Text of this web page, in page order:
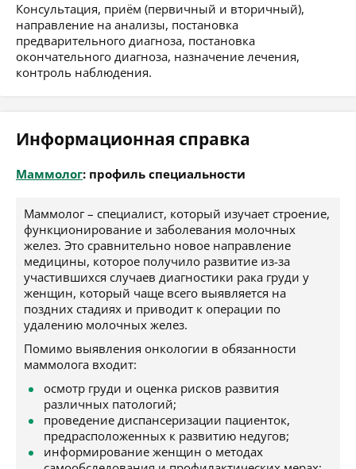
Консультация, приём (первичный и вторичный),
направление на анализы, постановка
предварительного диагноза, постановка
окончательного диагноза, назначение лечения,
контроль наблюдения.
Информационная справка
Маммолог: профиль специальности
Маммолог – специалист, который изучает строение,
функционирование и заболевания молочных
желез. Это сравнительно новое направление
медицины, которое получило развитие из-за
участившихся случаев диагностики рака груди у
женщин, который чаще всего выявляется на
поздних стадиях и приводит к операции по
удалению молочных желез.
Помимо выявления онкологии в обязанности
маммолога входит:
осмотр груди и оценка рисков развития
различных патологий;
проведение диспансеризации пациенток,
предрасположенных к развитию недугов;
информирование женщин о методах